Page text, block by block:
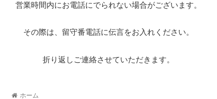
営業時間内にお電話にでられない場合がございます。
その際は、留守番電話に伝言をお入れください。
折り返しご連絡させていただきます。
ホーム